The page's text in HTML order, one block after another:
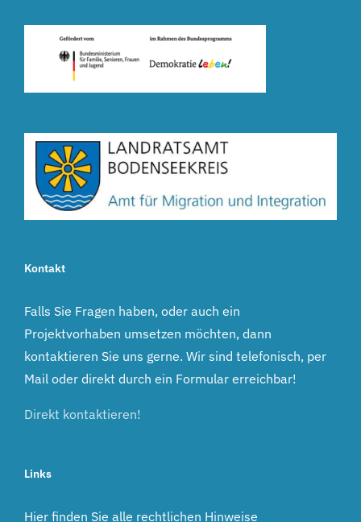
Kontakt
Falls Sie Fragen haben, oder auch ein
Projektvorhaben umsetzen möchten, dann
kontaktieren Sie uns gerne. Wir sind telefonisch, per
Mail oder direkt durch ein Formular erreichbar!
Direkt kontaktieren!
Links
Hier finden Sie alle rechtlichen Hinweise